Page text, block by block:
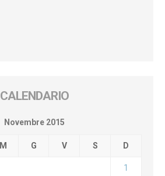
CALENDARIO
Novembre 2015
M G V S D
1